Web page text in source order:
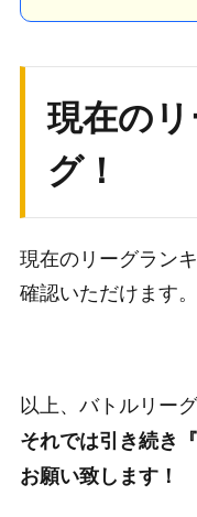
現在の
グ！
現在のリーグラン
確認いただけます。
以上、バトルリー
それでは引き続き
お願い致します！